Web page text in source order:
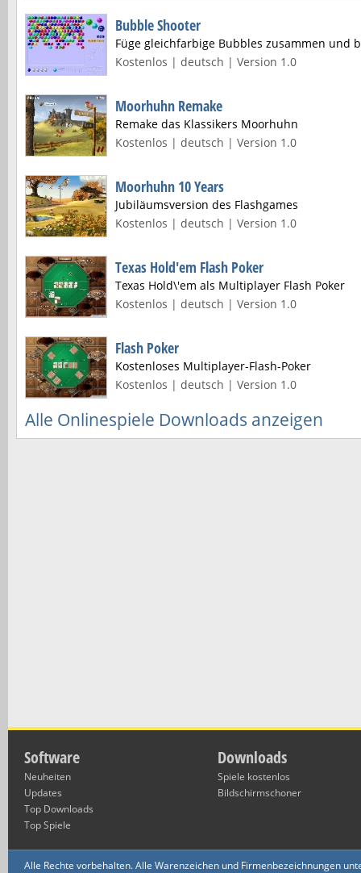
Bubble Shooter
Füge gleichfarbige Bubbles zusammen und
Kostenlos | deutsch | Version 1.0
Moorhuhn Remake
Remake das Klassikers Moorhuhn
Kostenlos | deutsch | Version 1.0
Moorhuhn 10 Years
Jubiläumsversion des Flashgames
Kostenlos | deutsch | Version 1.0
Texas Hold'em Flash Poker
Texas Hold\'em als Multiplayer Flash Poker
Kostenlos | deutsch | Version 1.0
Flash Poker
Kostenloses Multiplayer-Flash-Poker
Kostenlos | deutsch | Version 1.0
Alle Onlinespiele Downloads anzeigen
Software
Neuheiten
Updates
Top Downloads
Top Spiele
Downloads
Spiele kostenlos
Bildschirmschoner
Alle Rechte vorbehalten. Alle Warenzeichen und Firmenbezeichnungen